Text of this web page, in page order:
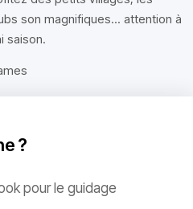
son magnifiques... attention à
saison.
?
pour le guidage